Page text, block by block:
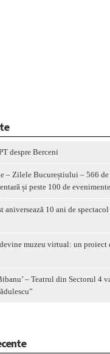
despre Berceni
– Zilele Bucureștiului – 566
și peste 100 de
aniversează 10 ani de
muzeu virtual: un proiect
– Teatrul din Sectorul 4